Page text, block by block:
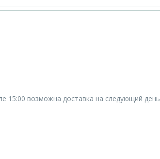
15:00 возможна доставка на следующий день